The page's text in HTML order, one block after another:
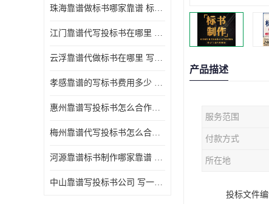
珠海靠谱做标书哪家靠谱 标书好写吗
江门靠谱代写投标书在哪里 标书好写吗
云浮靠谱代做标书在哪里 写一份标书多少钱
孝感靠谱的写标书费用多少 标书怎么做
惠州靠谱写投标书怎么合作的 标书好写吗
梅州靠谱代写投标书怎么合作的 写一份标书多少钱
河源靠谱标书制作哪家靠谱 标书制作课程
中山靠谱写投标书公司 写一份标书多少钱
产品描述
服务范围
付款方式
所在地
投标文件编